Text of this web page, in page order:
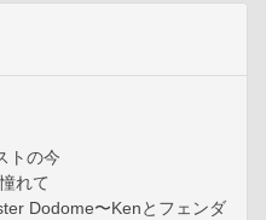
トの今
れて
Dodome〜Kenとフェンダ